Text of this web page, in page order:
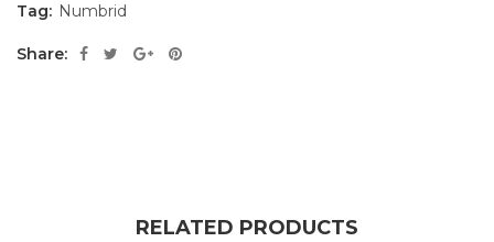
Tag: Numbrid
Share:
RELATED PRODUCTS